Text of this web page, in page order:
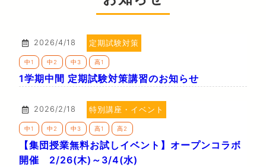
2026/4/18 定期試験対策
中1 中2 中3 高1
1学期中間 定期試験対策講習のお知らせ
2026/2/18 特別講座・イベント
中1 中2 中3 高1 高2
【集団授業無料お試しイベント】オープンコラボ
開催 2/26(木)～3/4(水)